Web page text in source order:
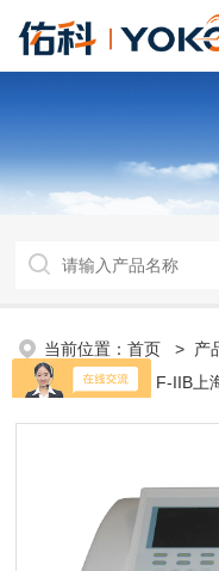
当前位置：首页 > 产
水质分析仪> F-IIB上海